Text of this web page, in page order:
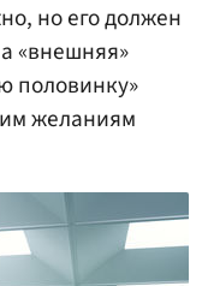
но его должен
«внешняя»
половинку»
желаниям